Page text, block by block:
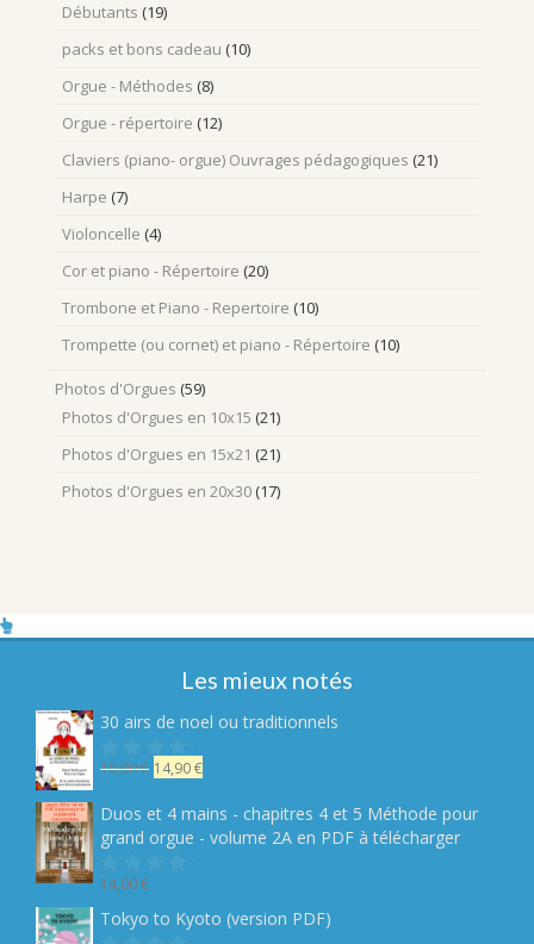
Débutants (19)
packs et bons cadeau (10)
Orgue - Méthodes (8)
Orgue - répertoire (12)
Claviers (piano- orgue) Ouvrages pédagogiques (21)
Harpe (7)
Violoncelle (4)
Cor et piano - Répertoire (20)
Trombone et Piano - Repertoire (10)
Trompette (ou cornet) et piano - Répertoire (10)
Photos d'Orgues (59)
Photos d'Orgues en 10x15 (21)
Photos d'Orgues en 15x21 (21)
Photos d'Orgues en 20x30 (17)
Les mieux notés
30 airs de noel ou traditionnels
Notesur
5
19,90€ Le
initial
était :
19,90 €.
14,90€Le
actuel
est :
Duos et 4 mains - chapitres 4 et 5 Méthode pour
grand orgue - volume 2A en PDF à télécharger
Note
5
14,00€
Tokyo to Kyoto (version PDF)